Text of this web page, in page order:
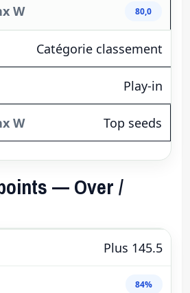
80,0
Catégorie classement
Play-in
Top seeds
— Over /
Plus 145.5
84%